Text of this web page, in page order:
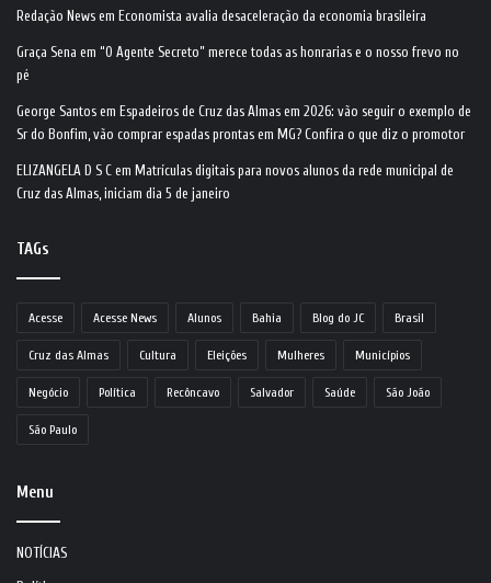
Redação News em Economista avalia desaceleração da economia brasileira
Graça Sena em “O Agente Secreto” merece todas as honrarias e o nosso frevo no
pé
George Santos em Espadeiros de Cruz das Almas em 2026: vão seguir o exemplo de
Sr do Bonfim, vão comprar espadas prontas em MG? Confira o que diz o promotor
ELIZANGELA D S C em Matrículas digitais para novos alunos da rede municipal de
Cruz das Almas, iniciam dia 5 de janeiro
TAGs
Acesse Acesse News Alunos Bahia Blog do JC Brasil
Cruz das Almas Cultura Eleições Mulheres Municípios
Negócio Política Recôncavo Salvador Saúde São João
São Paulo
Menu
NOTÍCIAS